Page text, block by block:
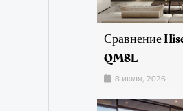
Сравнение
QM8L
8 июля, 2026